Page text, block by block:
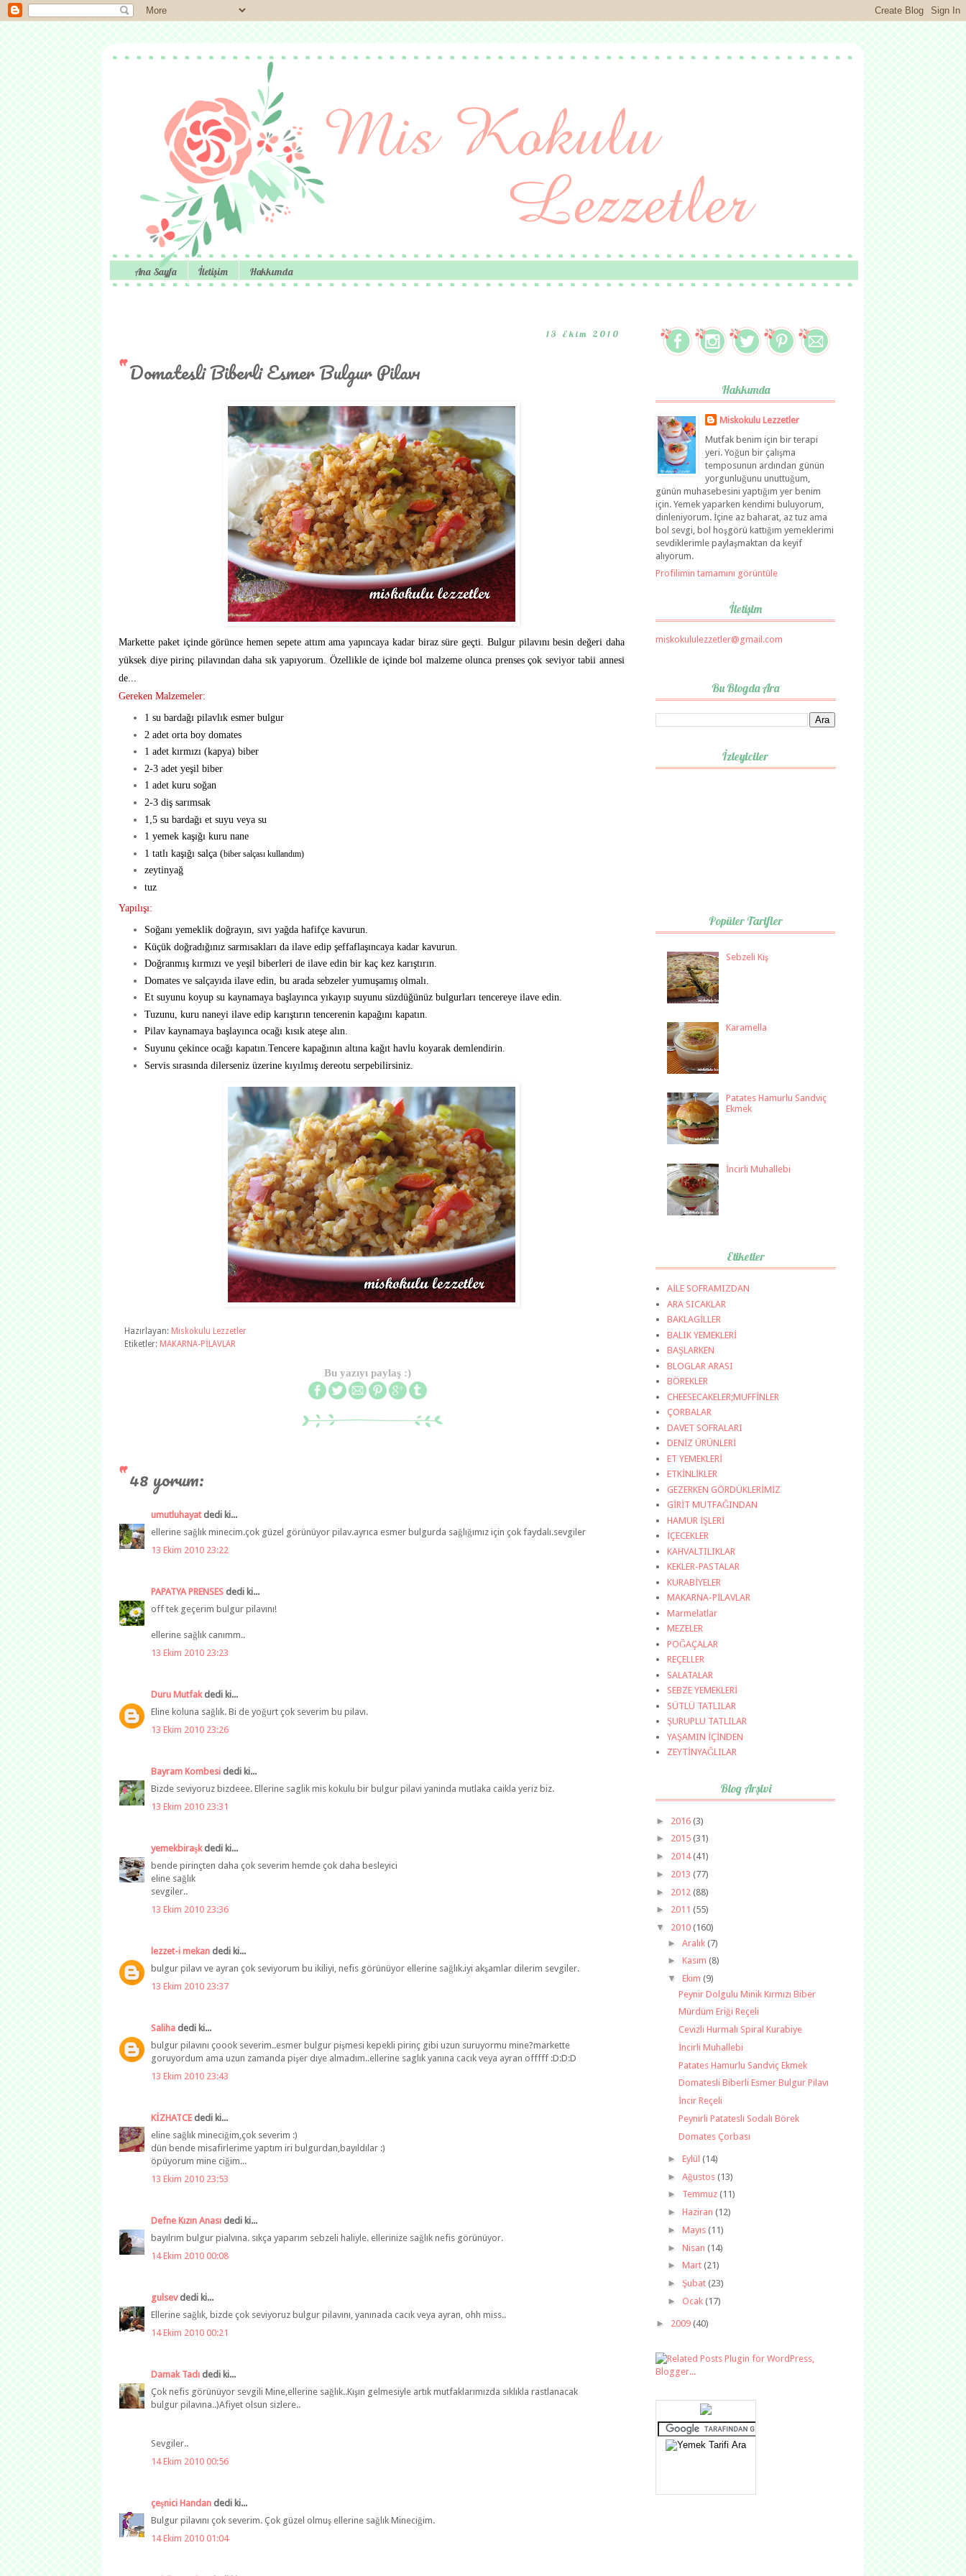
Ana Sayfa İletişim Hakkımda
13 Ekim 2010
Domatesli Biberli Esmer Bulgur Pilavı
Markette paket içinde görünce hemen sepete attım ama yapıncaya kadar biraz süre geçti. Bulgur pilavını besin değeri daha
yüksek diye pirinç pilavından daha sık yapıyorum. Özellikle de içinde bol malzeme olunca prenses çok seviyor tabii annesi
de...
Gereken Malzemeler:
1 su bardağı pilavlık esmer bulgur
2 adet orta boy domates
1 adet kırmızı (kapya) biber
2-3 adet yeşil biber
1 adet kuru soğan
2-3 diş sarımsak
1,5 su bardağı et suyu veya su
1 yemek kaşığı kuru nane
1 tatlı kaşığı salça (biber salçası kullandım)
zeytinyağ
tuz
Yapılışı:
Soğanı yemeklik doğrayın, sıvı yağda hafifçe kavurun.
Küçük doğradığınız sarmısakları da ilave edip şeffaflaşıncaya kadar kavurun.
Doğranmış kırmızı ve yeşil biberleri de ilave edin bir kaç kez karıştırın.
Domates ve salçayıda ilave edin, bu arada sebzeler yumuşamış olmalı.
Et suyunu koyup su kaynamaya başlayınca yıkayıp suyunu süzdüğünüz bulgurları tencereye ilave edin.
Tuzunu, kuru naneyi ilave edip karıştırın tencerenin kapağını kapatın.
Pilav kaynamaya başlayınca ocağı kısık ateşe alın.
Suyunu çekince ocağı kapatın.Tencere kapağının altına kağıt havlu koyarak demlendirin.
Servis sırasında dilerseniz üzerine kıyılmış dereotu serpebilirsiniz.
Hazırlayan: Miskokulu Lezzetler
Etiketler: MAKARNA-PİLAVLAR
Bu yazıyı paylaş :)
48 yorum:
umutluhayatdedi ki...
ellerine sağlık minecim.çok güzel görünüyor pilav.ayrıca esmer bulgurda sağlığımız için çok faydalı.sevgiler
13 Ekim 2010 23:22
PAPATYA PRENSES dedi ki...
off tek geçerim bulgur pilavını!
ellerine sağlık canımm..
13 Ekim 2010 23:23
Duru Mutfakdedi ki...
Eline koluna sağlık. Bi de yoğurt çok severim bu pilavı.
13 Ekim 2010 23:26
Bayram Kombesi dedi ki...
Bizde seviyoruz bizdeee. Ellerine saglik mis kokulu bir bulgur pilavi yaninda mutlaka caikla yeriz biz.
13 Ekim 2010 23:31
yemekbiraşkdedi ki...
bende pirinçten daha çok severim hemde çok daha besleyici
eline sağlık
sevgiler..
13 Ekim 2010 23:36
lezzet-i mekan dedi ki...
bulgur pilavı ve ayran çok seviyorum bu ikiliyi, nefis görünüyor ellerine sağlık.iyi akşamlar dilerim sevgiler.
13 Ekim 2010 23:37
Saliha dedi ki...
bulgur pilavını çoook severim..esmer bulgur pişmesi kepekli pirinç gibi uzun suruyormu mine?markette
goruyordum ama uzun zamanda pişer dıye almadım..ellerine saglık yanına cacık veya ayran offfff :D:D:D
13 Ekim 2010 23:43
KİZHATCE dedi ki...
eline sağlık mineciğim,çok severim :)
dün bende misafirlerime yaptım iri bulgurdan,bayıldılar :)
öpüyorum mine ciğim...
13 Ekim 2010 23:53
Defne Kızın Anası dedi ki...
bayılrım bulgur pialvına. sıkça yaparım sebzeli haliyle. ellerinize sağlık nefis görünüyor.
14 Ekim 2010 00:08
gulsevdedi ki...
Ellerine sağlık, bizde çok seviyoruz bulgur pilavını, yanınada cacık veya ayran, ohh miss..
14 Ekim 2010 00:21
Damak Tadı dedi ki...
Çok nefis görünüyor sevgili Mine,ellerine sağlık..Kışın gelmesiyle artık mutfaklarımızda sıklıkla rastlanacak
bulgur pilavına..)Afiyet olsun sizlere..
Sevgiler..
14 Ekim 2010 00:56
çeşnici Handan dedi ki...
Bulgur pilavını çok severim. Çok güzel olmuş ellerine sağlık Mineciğim.
14 Ekim 2010 01:04
Hakkımda
Miskokulu Lezzetler
Mutfak benim için bir terapi
yeri. Yoğun bir çalışma
temposunun ardından günün
yorgunluğunu unuttuğum,
günün muhasebesini yaptığım yer benim
için. Yemek yaparken kendimi buluyorum,
dinleniyorum. İçine az baharat, az tuz ama
bol sevgi, bol hoşgörü kattığım yemeklerimi
sevdiklerimle paylaşmaktan da keyif
alıyorum.
Profilimin tamamını görüntüle
İletişim
miskokululezzetler@gmail.com
Bu Blogda Ara
İzleyiciler
Popüler Tarifler
Sebzeli Kiş
Karamella
Patates Hamurlu Sandviç
Ekmek
İncirli Muhallebi
Etiketler
AİLE SOFRAMIZDAN
ARA SICAKLAR
BAKLAGİLLER
BALIK YEMEKLERİ
BAŞLARKEN
BLOGLAR ARASI
BÖREKLER
CHEESECAKELER;MUFFİNLER
ÇORBALAR
DAVET SOFRALARI
DENİZ ÜRÜNLERİ
ET YEMEKLERİ
ETKİNLİKLER
GEZERKEN GÖRDÜKLERİMİZ
GİRİT MUTFAĞINDAN
HAMUR İŞLERİ
İÇECEKLER
KAHVALTILIKLAR
KEKLER-PASTALAR
KURABİYELER
MAKARNA-PİLAVLAR
Marmelatlar
MEZELER
POĞAÇALAR
REÇELLER
SALATALAR
SEBZE YEMEKLERİ
SÜTLÜ TATLILAR
ŞURUPLU TATLILAR
YAŞAMIN İÇİNDEN
ZEYTİNYAĞLILAR
Blog Arşivi
► 2016 (3)
► 2015 (31)
► 2014(41)
► 2013 (77)
► 2012 (88)
► 2011 (55)
▼ 2010 (160)
► Aralık (7)
► Kasım (8)
▼ Ekim (9)
Peynir Dolgulu Minik Kırmızı Biber
Mürdüm Eriği Reçeli
Cevizli Hurmalı Spiral Kurabiye
İncirli Muhallebi
Patates Hamurlu Sandviç Ekmek
Domatesli Biberli Esmer Bulgur Pilavı
İncir Reçeli
Peynirli Patatesli Sodalı Börek
Domates Çorbası
► Eylül (14)
► Ağustos (13)
► Temmuz (11)
► Haziran (12)
► Mayıs (11)
► Nisan (14)
► Mart (21)
► Şubat (23)
► Ocak (17)
► 2009 (40)